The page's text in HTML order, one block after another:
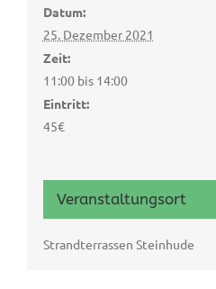
Datum:
25. Dezember 2021
Zeit:
11:00 bis 14:00
Eintritt:
45€
Veranstaltungsort
Strandterrassen Steinhude